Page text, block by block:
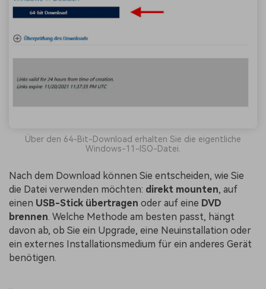
Über den 64-Bit-Download erhalten Sie die eigentliche
Windows-11-ISO-Datei.
Nach dem Download können Sie entscheiden, wie Sie
die Datei verwenden möchten: direkt mounten, auf
einen USB-Stick übertragen oder auf eine DVD
brennen. Welche Methode am besten passt, hängt
davon ab, ob Sie ein Upgrade, eine Neuinstallation oder
ein externes Installationsmedium für ein anderes Gerät
benötigen.